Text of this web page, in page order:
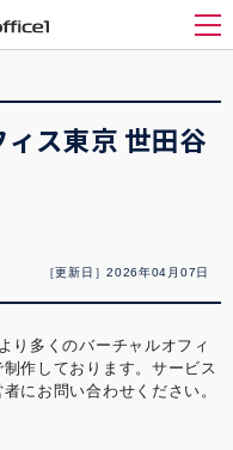
メ
Karigo バーチャ
ス東京 世田谷
［更新日］2026年04月07日
り多くのバーチャルオフィ
作しております。サービス
にお問い合わせください。